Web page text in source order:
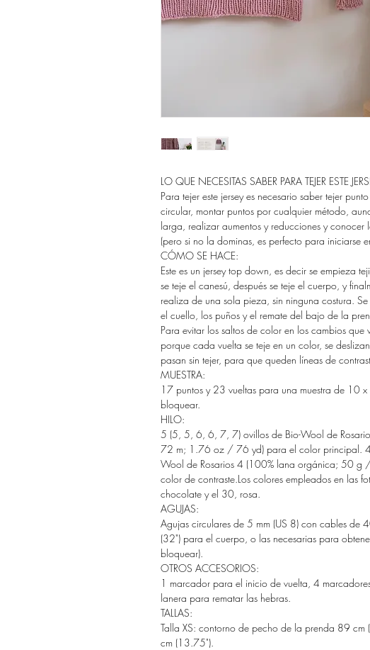
LO QUE NECESITAS SABER PARA TEJER ESTE
Para tejer este jersey es necesario saber tejer
circular, montar puntos por cualquier método,
larga, realizar aumentos y reducciones y
(pero si no la dominas, es perfecto para iniciarse
CÓMO SE HACE:
Este es un jersey top down, es decir se empieza
se teje el canesú, después se teje el cuerpo, y
realiza de una sola pieza, sin ninguna costura.
el cuello, los puños y el remate del bajo de la
Para evitar los saltos de color en los cambios
porque cada vuelta se teje en un color, se
pasan sin tejer, para que queden líneas de
MUESTRA:
17 puntos y 23 vueltas para una muestra de 10
bloquear.
HILO:
5 (5, 5, 6, 6, 7, 7) ovillos de Bio-Wool de
72 m; 1.76 oz / 76 yd) para el color principal.
Wool de Rosarios 4 (100% lana orgánica; 50
color de contraste.Los colores empleados en las
chocolate y el 30, rosa.
AGUJAS:
Agujas circulares de 5 mm (US 8) con cables de
(32") para el cuerpo, o las necesarias para
bloquear).
OTROS ACCESORIOS:
1 marcador para el inicio de vuelta, 4
lanera para rematar las hebras.
TALLAS:
Talla XS: contorno de pecho de la prenda 89 cm
cm (13.75").